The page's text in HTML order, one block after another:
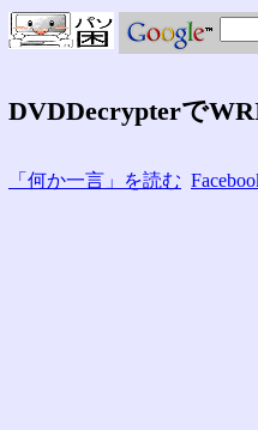
DVDDecrypterで
「何か一言」を読む